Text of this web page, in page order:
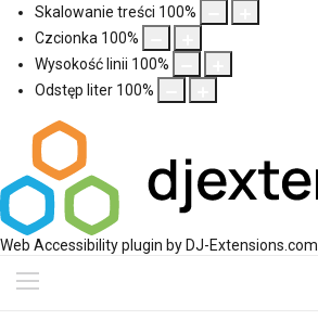
Skalowanie treści 100%
Czcionka 100%
Wysokość linii 100%
Odstęp liter 100%
Web Accessibility plugin by DJ-Extensions.com